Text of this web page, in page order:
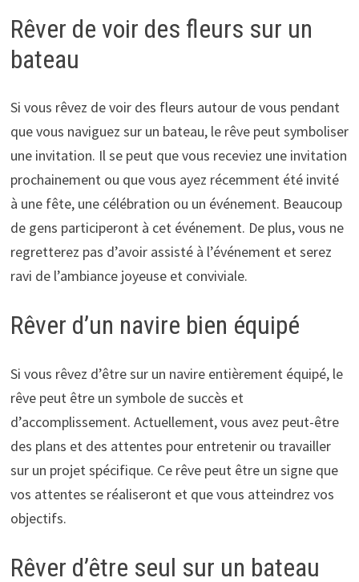
Rêver de voir des fleurs sur un
bateau
Si vous rêvez de voir des fleurs autour de vous pendant
que vous naviguez sur un bateau, le rêve peut symboliser
une invitation. Il se peut que vous receviez une invitation
prochainement ou que vous ayez récemment été invité
à une fête, une célébration ou un événement. Beaucoup
de gens participeront à cet événement. De plus, vous ne
regretterez pas d’avoir assisté à l’événement et serez
ravi de l’ambiance joyeuse et conviviale.
Rêver d’un navire bien équipé
Si vous rêvez d’être sur un navire entièrement équipé, le
rêve peut être un symbole de succès et
d’accomplissement. Actuellement, vous avez peut-être
des plans et des attentes pour entretenir ou travailler
sur un projet spécifique. Ce rêve peut être un signe que
vos attentes se réaliseront et que vous atteindrez vos
objectifs.
Rêver d’être seul sur un bateau